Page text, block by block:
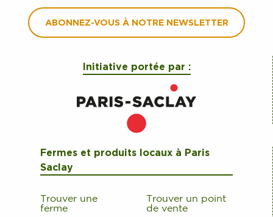
ABONNEZ-VOUS À NOTRE NEWSLETTER
Initiative portée par :
Fermes et produits locaux à Paris
Saclay
Trouver une
ferme
Trouver un point
de vente